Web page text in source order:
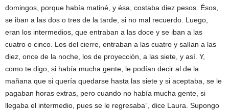
domingos, porque había matiné, y ésa, costaba diez pesos. Ésos,
se iban a las dos o tres de la tarde, si no mal recuerdo. Luego,
eran los intermedios, que entraban a las doce y se iban a las
cuatro o cinco. Los del cierre, entraban a las cuatro y salían a las
diez, once de la noche, los de proyección, a las siete, y así. Y,
como te digo, si había mucha gente, le podían decir al de la
mañana que si quería quedarse hasta las siete y si aceptaba, se le
pagaban horas extras, pero cuando no había mucha gente, si
llegaba el intermedio, pues se le regresaba”, dice Laura. Supongo